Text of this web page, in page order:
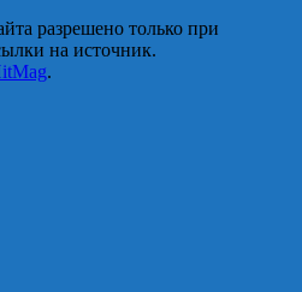
разрешено только при
на источник.
.